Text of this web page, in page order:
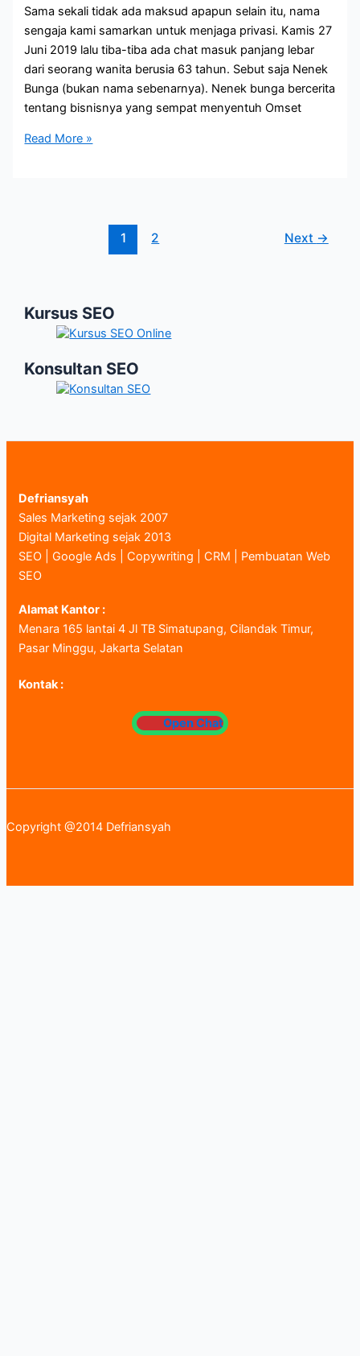
Sama sekali tidak ada maksud apapun selain itu, nama
sengaja kami samarkan untuk menjaga privasi. Kamis 27
Juni 2019 lalu tiba-tiba ada chat masuk panjang lebar
dari seorang wanita berusia 63 tahun. Sebut saja Nenek
Bunga (bukan nama sebenarnya). Nenek bunga bercerita
tentang bisnisnya yang sempat menyentuh Omset
(Study
Read More »
1 2 Next →
Kursus SEO
Konsultan SEO
Defriansyah
Sales Marketing sejak 2007
Digital Marketing sejak 2013
SEO | Google Ads | Copywriting | CRM | Pembuatan Web
SEO
Alamat Kantor :
Menara 165 lantai 4 Jl TB Simatupang, Cilandak Timur,
Pasar Minggu, Jakarta Selatan
Kontak :
Open Chat
Copyright @2014 Defriansyah